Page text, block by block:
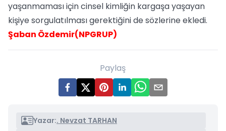
yaşanmaması için cinsel kimliğin kargaşa yaşayan
kişiye sorgulatılması gerektiğini de sözlerine ekledi.
Şaban Özdemir(NPGRUP)
Paylaş
Yazar:. Nevzat TARHAN